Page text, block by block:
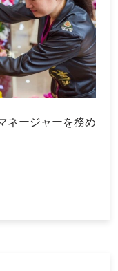
ネージャーを務め